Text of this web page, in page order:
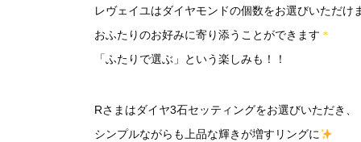
レヴェイユはダイヤモンドの個数をお選びいただけ
おふたりのお好みに寄り添うことができます ＊
「ふたりで選ぶ」という楽しみも！！
Rさまはダイヤ3石セッティングをお選びいただき、
シンプルながらも上品な輝きが増すリングに